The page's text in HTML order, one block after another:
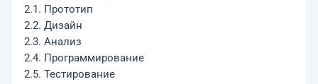
2.1. Прототип
2.2. Дизайн
2.3. Анализ
2.4. Программирование
2.5. Тестирование